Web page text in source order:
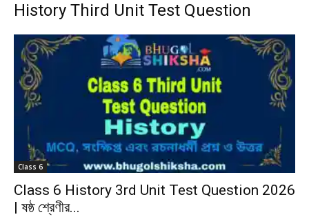
History Third Unit Test Question
Class 6
Class 6 History 3rd Unit Test Question 2026
| ষষ্ঠ শ্রেণীর...